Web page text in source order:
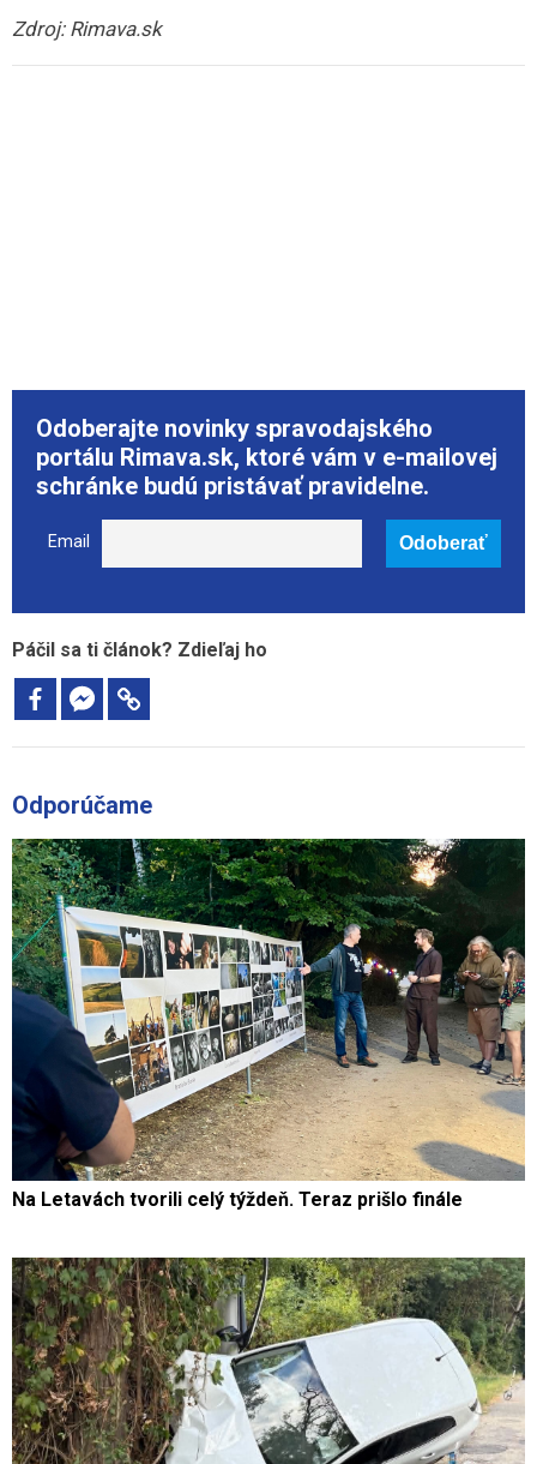
Zdroj: Rimava.sk
Odoberajte novinky spravodajského
portálu Rimava.sk, ktoré vám v e-mailovej
schránke budú pristávať pravidelne.
Email
Páčil sa ti článok? Zdieľaj ho
Odporúčame
Na Letavách tvorili celý týždeň. Teraz prišlo finále